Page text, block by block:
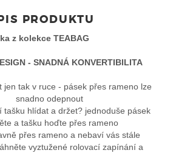
PRODUKTU
z kolekce TEABAG
- SNADNÁ KONVERTIBILITA
jen tak v ruce - pásek přes rameno lze
snadno odepnout
tašku hlídat a držet? jednoduše pásek
a tašku hoďte přes rameno
přes rameno a nebaví vás stále
vyztužené rolovací zapínání a